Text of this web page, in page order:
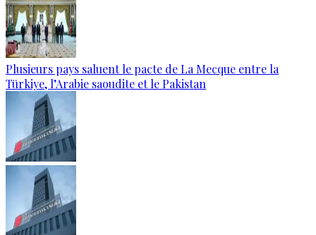
Plusieurs pays saluent le pacte de La Mecque entre la
Türkiye, l’Arabie saoudite et le Pakistan